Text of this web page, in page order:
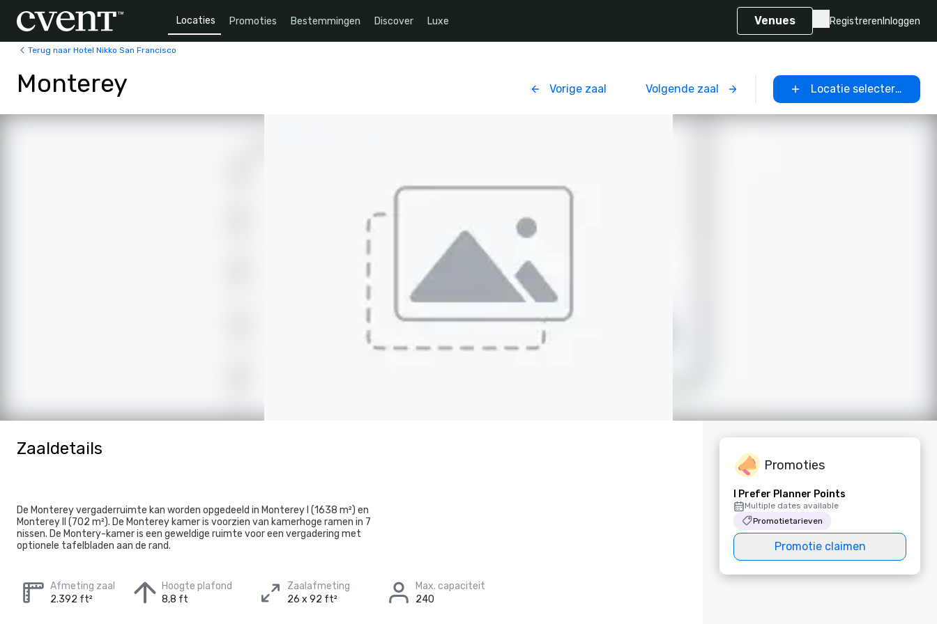
Locaties Promoties Bestemmingen Discover Luxe Venues Registreren Inloggen
Terug naar Hotel Nikko San Francisco
Monterey Vorige zaal Volgende zaal Locatie selecteren
Zaaldetails
De Monterey vergaderruimte kan worden opgedeeld in Monterey I (1638 m²) en
Monterey II (702 m²). De Monterey kamer is voorzien van kamerhoge ramen in 7
nissen. De Montery-kamer is een geweldige ruimte voor een vergadering met
optionele tafelbladen aan de rand.
Afmeting zaal
2.392 ft²
Hoogte plafond
8,8 ft
Zaalafmeting
26 x 92 ft²
Max. capaciteit
240
Promoties
I Prefer Planner Points
Multiple dates available
Promotietarieven
Promotie claimen